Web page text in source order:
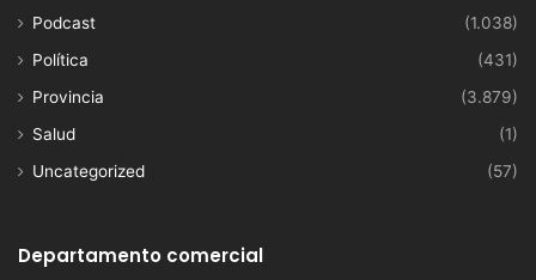
Podcast
(1.038)
Política
(431)
Provincia
(3.879)
Salud
(1)
Uncategorized
(57)
Departamento comercial